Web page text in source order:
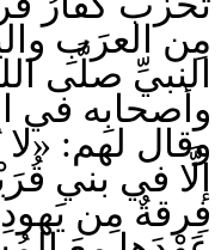
مِن العرَبِ
النبيِّ صلَّى
وأصحابِه في
وقال لهم:
إلَّا في بني
فِرقةٌ مِن